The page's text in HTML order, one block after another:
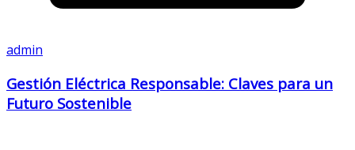
admin
Gestión Eléctrica Responsable: Claves para un
Futuro Sostenible